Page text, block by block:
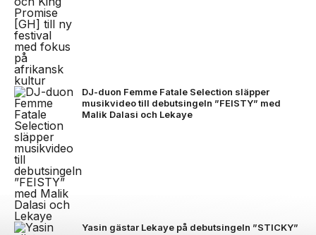
DJ-duon Femme Fatale Selection släpper
musikvideo till debutsingeln ”FEISTY” med
Malik Dalasi och Lekaye
Yasin gästar Lekaye på debutsingeln ”STICKY”